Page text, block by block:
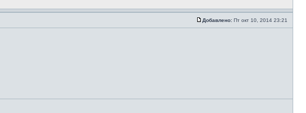
Добавлено: Пт окт 10, 2014 23:21